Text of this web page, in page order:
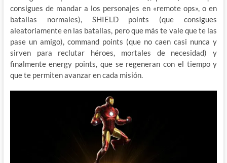
consigues de mandar a los personajes en «remote ops», o en
batallas normales), SHIELD points (que consigues
aleatoriamente en las batallas, pero que más te vale que te las
pase un amigo), command points (que no caen casi nunca y
sirven para reclutar héroes, mortales de necesidad) y
finalmente energy points, que se regeneran con el tiempo y
que te permiten avanzar en cada misión.